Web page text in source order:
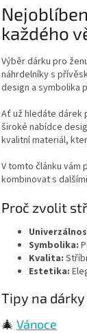
každého
Výběr dárku pro
náhrdelníky s
design a symbolika
Ať už hledáte dárek
široké nabídce
kvalitní materiál,
V tomto článku
kombinovat s
Proč zvolit
Symbolika:
Kvalita:
Estetika:
Tipy na
🎄 Vánoce